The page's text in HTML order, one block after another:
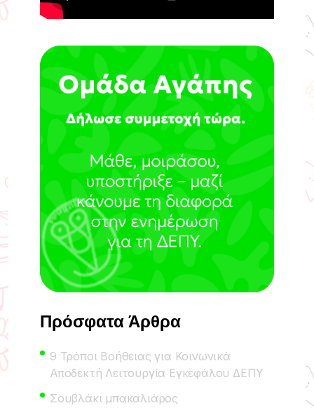
Πρόσφατα Άρθρα
9 Τρόποι Βοήθειας για Κοινωνικά
Αποδεκτή Λειτουργία Εγκεφάλου ΔΕΠΥ
Σουβλάκι μπακαλιάρος